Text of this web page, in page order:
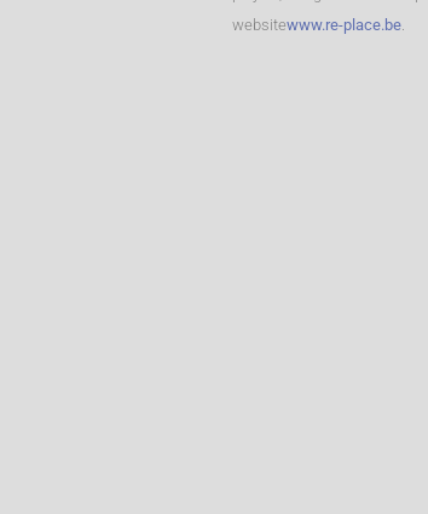
websitewww.re-place.be.